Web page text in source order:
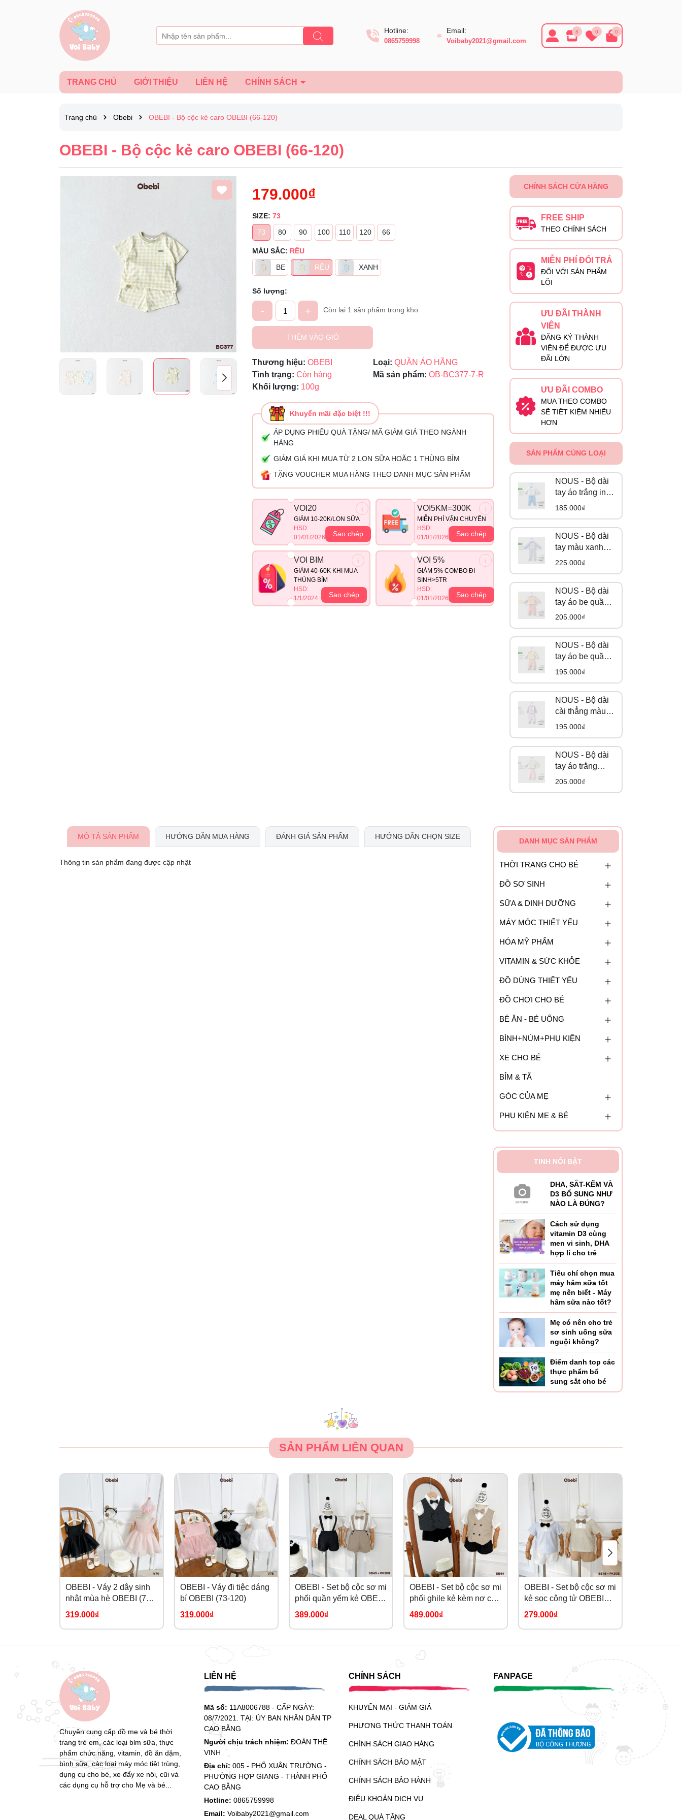
Hotline:
0865759998
Email:
Voibaby2021@gmail.com
8 0 0
TRANG CHỦ GIỚI THIỆU LIÊN HỆ CHÍNH SÁCH
Trang chủ Obebi OBEBI - Bộ cộc kẻ caro OBEBI (66-120)
OBEBI - Bộ cộc kẻ caro OBEBI (66-120)
179.000₫
SIZE: 73
73
80 90 100 110 120 66
MÀU SẮC: RÊU
BE
RÊU XANH
Số lượng:
- + Còn lại 1 sản phẩm trong kho
THÊM VÀO GIỎ
Thương hiệu: OBEBI Loại: QUẦN ÁO HÃNG
Tình trạng: Còn hàng Mã sản phẩm: OB-BC377-7-R
Khối lượng: 100g
Khuyến mãi đặc biệt !!!
ÁP DỤNG PHIẾU QUÀ TẶNG/ MÃ GIẢM GIÁ THEO NGÀNH
HÀNG
GIẢM GIÁ KHI MUA TỪ 2 LON SỮA HOẶC 1 THÙNG BỈM
TẶNG VOUCHER MUA HÀNG THEO DANH MỤC SẢN PHẨM
VOI20
GIẢM 10-20K/LON SỮA
HSD:
01/01/2026
Sao chép
VOI5KM=300K
MIỄN PHÍ VẬN CHUYỂN
HSD:
01/01/2026
Sao chép
VOI BIM
GIẢM 40-60K KHI MUA
THÙNG BỈM
HSD:
1/1/2024
Sao chép
VOI 5%
GIẢM 5% COMBO ĐI
SINH>5TR
HSD:
01/01/2026
Sao chép
Ngày hết hạn:
CHÍNH SÁCH CỬA HÀNG
FREE SHIP
THEO CHÍNH SÁCH
MIỄN PHÍ ĐỔI TRẢ
ĐỐI VỚI SẢN PHẨM
LỖI
ƯU ĐÃI THÀNH
VIÊN
ĐĂNG KÝ THÀNH
VIÊN ĐỂ ĐƯỢC ƯU
ĐÃI LỚN
ƯU ĐÃI COMBO
MUA THEO COMBO
SẼ TIẾT KIỆM NHIỀU
HƠN
SẢN PHẨM CÙNG LOẠI
NOUS - Bộ dài
tay áo trắng in
trang trí phối
da trời NB
185.000₫
NOUS - Bộ dài
tay màu xanh
biển họa tiết
225.000₫
NOUS - Bộ dài
tay áo be quần
hồng in tràn hoạ
205.000₫
NOUS - Bộ dài
tay áo be quần
hồng in họa tiết
195.000₫
NOUS - Bộ dài
cài thẳng màu
trắng họa tiết
195.000₫
NOUS - Bộ dài
tay áo trắng
phối quần hồng
205.000₫
MÔ TẢ SẢN PHẨM HƯỚNG DẪN MUA HÀNG ĐÁNH GIÁ SẢN PHẨM HƯỚNG DẪN CHỌN SIZE
Thông tin sản phẩm đang được cập nhật
DANH MỤC SẢN PHẨM
THỜI TRANG CHO BÉ
ĐỒ SƠ SINH
SỮA & DINH DƯỠNG
MÁY MÓC THIẾT YẾU
HÓA MỸ PHẨM
VITAMIN & SỨC KHỎE
ĐỒ DÙNG THIẾT YẾU
ĐỒ CHƠI CHO BÉ
BÉ ĂN - BÉ UỐNG
BÌNH+NÚM+PHỤ KIỆN
XE CHO BÉ
BỈM & TÃ
GÓC CỦA MẸ
PHỤ KIỆN MẸ & BÉ
TINH NỔI BẬT
DHA, SẮT-KẼM VÀ
D3 BỔ SUNG NHƯ
NÀO LÀ ĐÚNG?
Cách sử dụng
vitamin D3 cùng
men vi sinh, DHA
hợp lí cho trẻ
Tiêu chí chọn mua
máy hâm sữa tốt
mẹ nên biết - Máy
hâm sữa nào tốt?
Mẹ có nên cho trẻ
sơ sinh uống sữa
nguội không?
Điểm danh top các
thực phẩm bổ
sung sắt cho bé
SẢN PHẨM LIÊN QUAN
OBEBI - Váy 2 dây sinh
nhật mùa hè OBEBI (73-
120)
319.000₫
OBEBI - Váy đi tiệc dáng
bí OBEBI (73-120)
319.000₫
OBEBI - Set bộ cộc sơ mi
phối quần yếm kẻ OBEBI
(73-120)
389.000₫
OBEBI - Set bộ cộc sơ mi
phối ghile kẻ kèm nơ cổ
OBEBI (73-120)
489.000₫
OBEBI - Set bộ cộc sơ mi
kẻ sọc công tử OBEBI
(73-120)
279.000₫
Chuyên cung cấp đồ mẹ và bé thời
trang trẻ em, các loại bỉm sữa, thực
phẩm chức năng, vitamin, đồ ăn dặm,
bình sữa, các loại máy móc tiệt trùng,
dụng cụ cho bé, xe đẩy xe nôi, cũi và
các dụng cụ hỗ trợ cho Mẹ và bé...
LIÊN HỆ
Mã số: 11A8006788 - CẤP NGÀY:
08/7/2021. TẠI: ỦY BAN NHÂN DÂN TP
CAO BẰNG
Người chịu trách nhiệm: ĐOÀN THẾ
VINH
Địa chỉ: 005 - PHỐ XUÂN TRƯỜNG -
PHƯỜNG HỢP GIANG - THÀNH PHỐ
CAO BẰNG
Hotline: 0865759998
Email: Voibaby2021@gmail.com
CHÍNH SÁCH
KHUYẾN MẠI - GIẢM GIÁ
PHƯƠNG THỨC THANH TOÁN
CHÍNH SÁCH GIAO HÀNG
CHÍNH SÁCH BẢO MẬT
CHÍNH SÁCH BẢO HÀNH
ĐIỀU KHOẢN DỊCH VỤ
DEAL QUÀ TẶNG
FANPAGE